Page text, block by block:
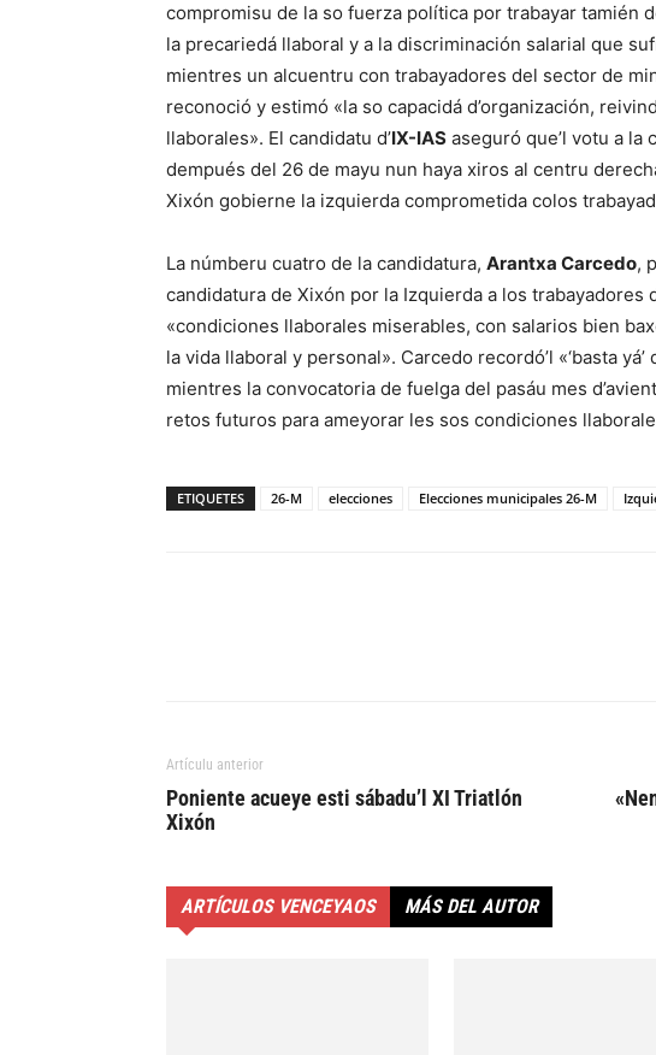
compromisu de la so fuerza política por trabayar tamién
la precariedá llaboral y a la discriminación salarial que
mientres un alcuentru con trabayadores del sector de
reconoció y estimó «la so capacidá d’organización,
llaborales». El candidatu d’IX-IAS aseguró que’l votu a la
dempués del 26 de mayu nun haya xiros al centru
Xixón gobierne la izquierda comprometida colos
La númberu cuatro de la candidatura, Arantxa Carcedo,
candidatura de Xixón por la Izquierda a los trabayadores
«condiciones llaborales miserables, con salarios bien
la vida llaboral y personal». Carcedo recordó’l «‘basta
mientres la convocatoria de fuelga del pasáu mes
retos futuros para ameyorar les sos condiciones
ETIQUETES 26-M elecciones Elecciones municipales 26-M
Artículu anterior
Poniente acueye esti sábadu’l XI Triatlón
Xixón
ARTÍCULOS VENCEYAOS MÁS DEL AUTOR